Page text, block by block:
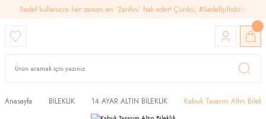
Sedef kullanıcısı her zaman en ‘Zarifini’ hak eder! Çünkü; #SedefIşıltıdır✨
Anasayfa BİLEKLİK 14 AYAR ALTIN BİLEKLİK Kabuk Tasarım Altın